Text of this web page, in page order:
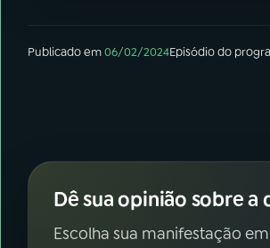
ACOMPANHE A RÁDIO NACIONAL
Publicado em06/02/2024Episódiodo
Dê sua opinião sobre
Escolha sua manifestação